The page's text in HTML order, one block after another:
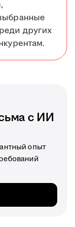
других
с ИИ
опыт